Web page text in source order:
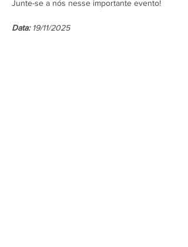
Junte-se a nós nesse importante evento!
Data: 19/11/2025